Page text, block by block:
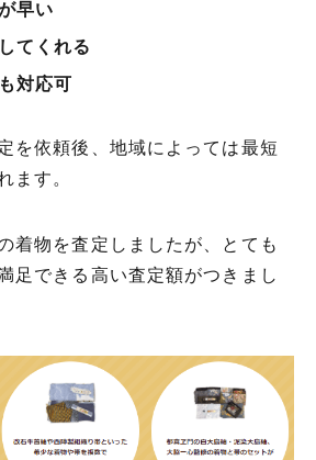
早い
てくれる
対応可
を依頼後、地域によっては最短
ます。
着物を査定しましたが、とても
足できる高い査定額がつきまし